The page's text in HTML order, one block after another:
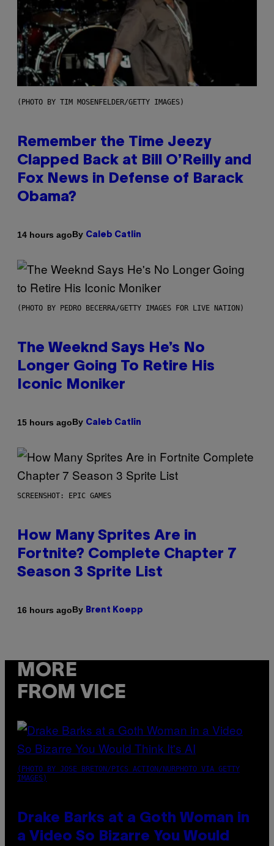
(PHOTO BY TIM MOSENFELDER/GETTY IMAGES)
Remember the Time Jeezy
Clapped Back at Bill O’Reilly and
Fox News in Defense of Barack
Obama?
14 hours agoBy Caleb Catlin
(PHOTO BY PEDRO BECERRA/GETTY IMAGES FOR LIVE NATION)
The Weeknd Says He’s No
Longer Going To Retire His
Iconic Moniker
15 hours agoBy Caleb Catlin
SCREENSHOT: EPIC GAMES
How Many Sprites Are in
Fortnite? Complete Chapter 7
Season 3 Sprite List
16 hours agoBy Brent Koepp
MORE
FROM VICE
(PHOTO BY JOSE BRETON/PICS ACTION/NURPHOTO VIA GETTY
IMAGES)
Drake Barks at a Goth Woman in
a Video So Bizarre You Would